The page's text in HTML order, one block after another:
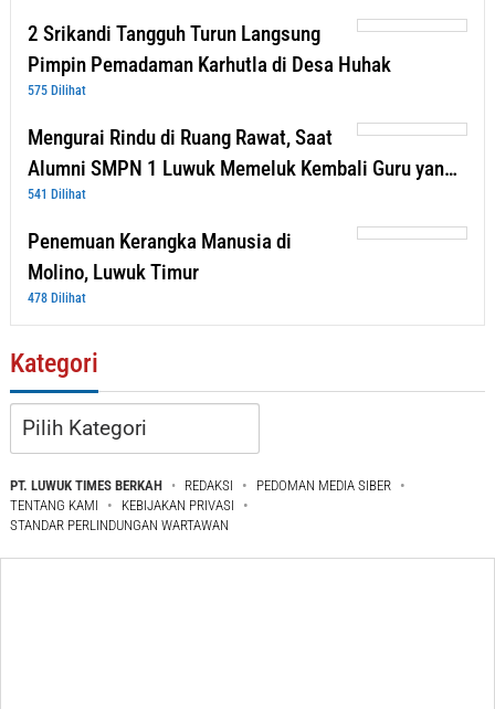
2 Srikandi Tangguh Turun Langsung
Pimpin Pemadaman Karhutla di Desa Huhak
575 Dilihat
Mengurai Rindu di Ruang Rawat, Saat
Alumni SMPN 1 Luwuk Memeluk Kembali Guru yan…
541 Dilihat
Penemuan Kerangka Manusia di
Molino, Luwuk Timur
478 Dilihat
Kategori
Kategori
PT. LUWUK TIMES BERKAH REDAKSI
PEDOMAN MEDIA SIBER
TENTANG KAMI
KEBIJAKAN PRIVASI
STANDAR PERLINDUNGAN WARTAWAN